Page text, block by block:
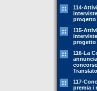
114-
progetto
115-
progetto
116-La
117-
premia i